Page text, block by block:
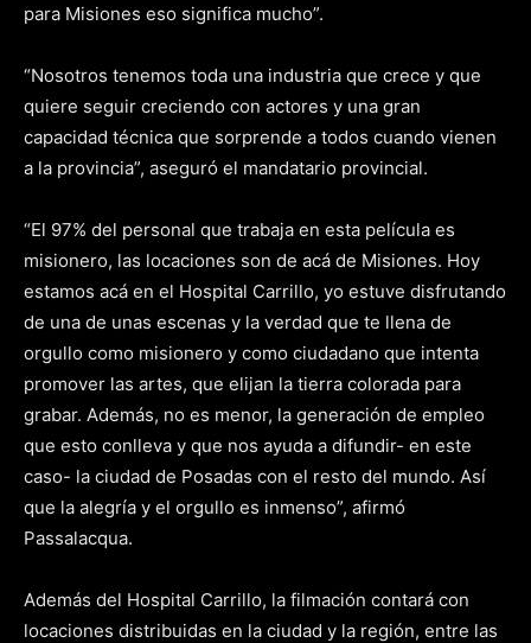
para Misiones eso significa mucho”.
“Nosotros tenemos toda una industria que crece y que
quiere seguir creciendo con actores y una gran
capacidad técnica que sorprende a todos cuando vienen
a la provincia”, aseguró el mandatario provincial.
“El 97% del personal que trabaja en esta película es
misionero, las locaciones son de acá de Misiones. Hoy
estamos acá en el Hospital Carrillo, yo estuve disfrutando
de una de unas escenas y la verdad que te llena de
orgullo como misionero y como ciudadano que intenta
promover las artes, que elijan la tierra colorada para
grabar. Además, no es menor, la generación de empleo
que esto conlleva y que nos ayuda a difundir- en este
caso- la ciudad de Posadas con el resto del mundo. Así
que la alegría y el orgullo es inmenso”, afirmó
Passalacqua.
Además del Hospital Carrillo, la filmación contará con
locaciones distribuidas en la ciudad y la región, entre las